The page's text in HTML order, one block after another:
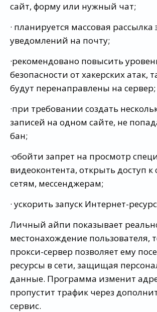
сайт, форму или нужный чат;
· планируется массовая
уведомлений на почту;
·рекомендовано повысить
безопасности от хакерских атак,
будут перенаправлены на сервер;
·при требовании создать
записей на одном сайте, не
бан;
·обойти запрет на просмотр
видеоконтента, открыть доступ
сетям, мессенджерам;
· ускорить запуск Интернет-
Личный айпи показывает
местонахождение пользователя,
прокси-сервер позволяет ему
ресурсы в сети, защищая
данные. Программа изменит
пропустит трафик через
сервис.